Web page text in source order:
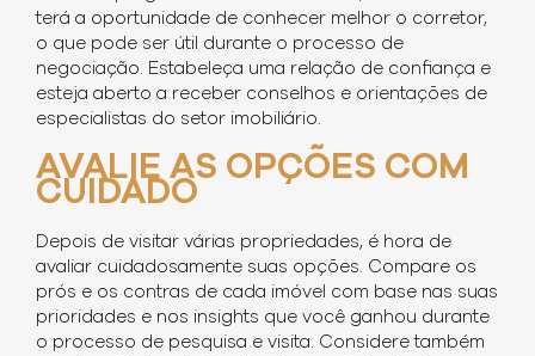
terá a oportunidade de conhecer melhor o corretor,
o que pode ser útil durante o processo de
negociação. Estabeleça uma relação de confiança e
esteja aberto a receber conselhos e orientações de
especialistas do setor imobiliário.
AVALIE AS OPÇÕES COM
CUIDADO
Depois de visitar várias propriedades, é hora de
avaliar cuidadosamente suas opções. Compare os
prós e os contras de cada imóvel com base nas suas
prioridades e nos insights que você ganhou durante
o processo de pesquisa e visita. Considere também